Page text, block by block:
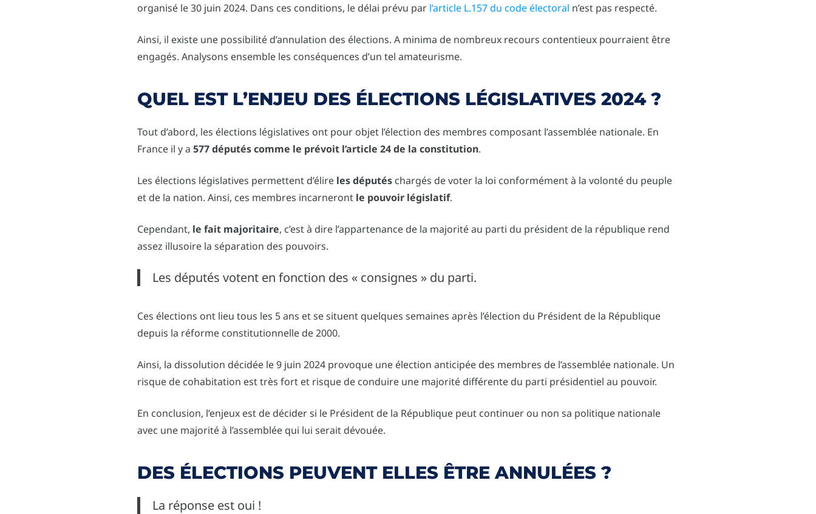
organisé le 30 juin 2024. Dans ces conditions, le délai prévu par l’article L.157 du code électoral n’est pas respecté.
Ainsi, il existe une possibilité d’annulation des élections. A minima de nombreux recours contentieux pourraient être
engagés. Analysons ensemble les conséquences d’un tel amateurisme.
QUEL EST L’ENJEU DES ÉLECTIONS LÉGISLATIVES 2024 ?
Tout d’abord, les élections législatives ont pour objet l’élection des membres composant l’assemblée nationale. En
France il y a 577 députés comme le prévoit l’article 24 de la constitution.
Les élections législatives permettent d’élire les députés chargés de voter la loi conformément à la volonté du peuple
et de la nation. Ainsi, ces membres incarneront le pouvoir législatif.
Cependant, le fait majoritaire, c’est à dire l’appartenance de la majorité au parti du président de la république rend
assez illusoire la séparation des pouvoirs.
Les députés votent en fonction des « consignes » du parti.
Ces élections ont lieu tous les 5 ans et se situent quelques semaines après l’élection du Président de la République
depuis la réforme constitutionnelle de 2000.
Ainsi, la dissolution décidée le 9 juin 2024 provoque une élection anticipée des membres de l’assemblée nationale. Un
risque de cohabitation est très fort et risque de conduire une majorité différente du parti présidentiel au pouvoir.
En conclusion, l’enjeux est de décider si le Président de la République peut continuer ou non sa politique nationale
avec une majorité à l’assemblée qui lui serait dévouée.
DES ÉLECTIONS PEUVENT ELLES ÊTRE ANNULÉES ?
La réponse est oui !